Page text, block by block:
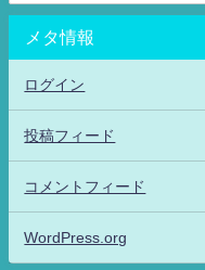
メタ情報
ログイン
投稿フィード
コメントフィード
WordPress.org